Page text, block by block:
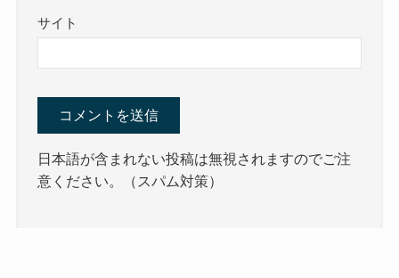
サイト
日本語が含まれない投稿は無視されますのでご注
意ください。（スパム対策）